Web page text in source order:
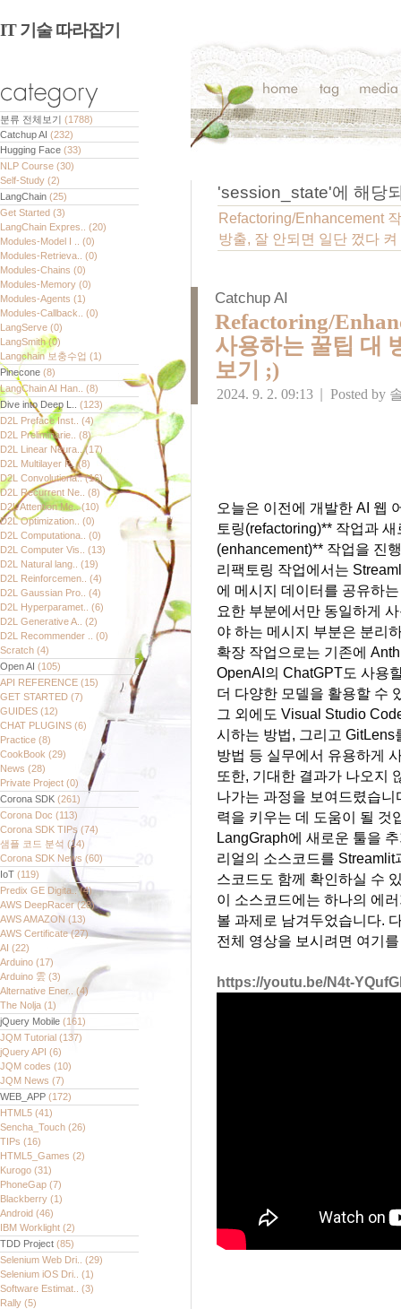
IT 기술 따라잡기
분류 전체보기 (1788)
Catchup AI (232)
Hugging Face (33)
NLP Course (30)
Self-Study (2)
LangChain (25)
Get Started (3)
LangChain Expres.. (20)
Modules-Model I .. (0)
Modules-Retrieva.. (0)
Modules-Chains (0)
Modules-Memory (0)
Modules-Agents (1)
Modules-Callback.. (0)
LangServe (0)
LangSmith(0)
Langchain 보충수업 (1)
Pinecone (8)
LangChain AI Han.. (8)
Dive into Deep L.. (123)
D2L Preface Inst.. (4)
D2L Preliminarie.. (8)
D2L Linear Neura..(17)
D2L Multilayer P..(8)
D2L Convolutiona..(16)
D2L Recurrent Ne.. (8)
D2L Attention Me..(10)
D2L Optimization.. (0)
D2L Computationa.. (0)
D2L Computer Vis.. (13)
D2L Natural lang.. (19)
D2L Reinforcemen.. (4)
D2L Gaussian Pro.. (4)
D2L Hyperparamet.. (6)
D2L Generative A.. (2)
D2L Recommender .. (0)
Scratch (4)
Open AI (105)
API REFERENCE (15)
GET STARTED (7)
GUIDES (12)
CHAT PLUGINS (6)
Practice (8)
CookBook (29)
News (28)
Private Project (0)
Corona SDK (261)
Corona Doc (113)
Corona SDK TIPs (74)
샘플 코드 분석 (14)
Corona SDK News (60)
IoT (119)
Predix GE Digita..(4)
AWS DeepRacer(28)
AWS AMAZON (13)
AWS Certificate(27)
AI (22)
Arduino (17)
Arduino 雲 (3)
Alternative Ener.. (4)
The Nolja (1)
jQuery Mobile (161)
JQM Tutorial (137)
jQuery API (6)
JQM codes (10)
JQM News (7)
WEB_APP (172)
HTML5 (41)
Sencha_Touch (26)
TIPs (16)
HTML5_Games (2)
Kurogo (31)
PhoneGap (7)
Blackberry (1)
Android (46)
IBM Worklight (2)
TDD Project (85)
Selenium Web Dri.. (29)
Selenium iOS Dri.. (1)
Software Estimat.. (3)
Rally (5)
'session_state'에 해당
Refactoring/Enhancement
방출, 잘 안되면 일단 껐다 켜
Catchup AI
Refactoring/
사용하는 꿀팁 대
보기 ;)
2024. 9. 2. 09:13 Posted by
오늘은 이전에 개발한 AI 웹
토링(refactoring)** 작업과
(enhancement)** 작업을 진
리팩토링 작업에서는
에 메시지 데이터를 공유하
요한 부분에서만 동일하게
야 하는 메시지 부분은 분리
확장 작업으로는 기존에
OpenAI의 ChatGPT도 사용
더 다양한 모델을 활용할 수
그 외에도 Visual Studio
시하는 방법, 그리고
방법 등 실무에서 유용하게
또한, 기대한 결과가 나오지
나가는 과정을 보여드렸습
력을 키우는 데 도움이 될 것
LangGraph에 새로운 툴을
리얼의 소스코드를
스코드도 함께 확인하실 수
이 소스코드에는 하나의 에
볼 과제로 남겨두었습니다.
전체 영상을 보시려면 여기
https://youtu.be/N4t-